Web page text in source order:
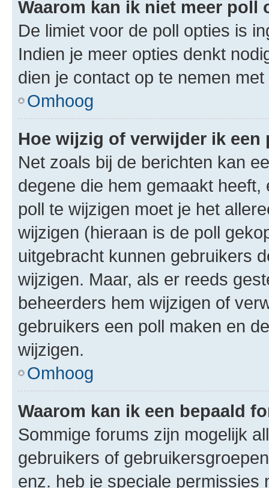
Waarom kan ik niet meer poll
De limiet voor de poll opties is
Indien je meer opties denkt
dien je contact op te nemen
Omhoog
Hoe wijzig of verwijder ik een
Net zoals bij de berichten kan
degene die hem gemaakt
poll te wijzigen moet je het
wijzigen (hieraan is de poll
uitgebracht kunnen gebruikers
wijzigen. Maar, als er reeds
beheerders hem wijzigen of
gebruikers een poll maken en
wijzigen.
Omhoog
Waarom kan ik een bepaald
Sommige forums zijn mogelijk
gebruikers of
enz. heb je speciale permissies